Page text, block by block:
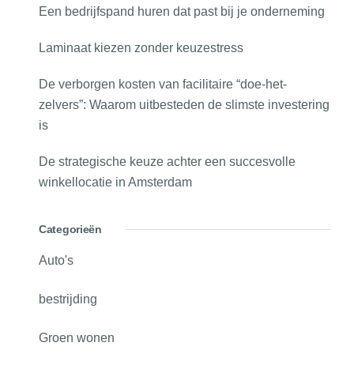
Een bedrijfspand huren dat past bij je onderneming
Laminaat kiezen zonder keuzestress
De verborgen kosten van facilitaire “doe-het-
zelvers”: Waarom uitbesteden de slimste investering
is
De strategische keuze achter een succesvolle
winkellocatie in Amsterdam
Categorieën
Auto's
bestrijding
Groen wonen